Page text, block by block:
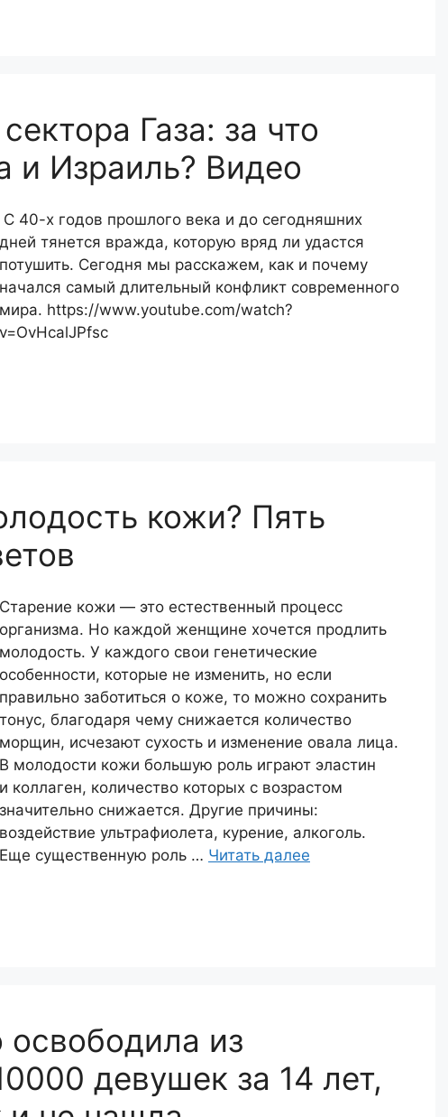
Газа: за что
и Израиль? Видео
С 40-х годов прошлого века и до сегодняшних
дней тянется вражда, которую вряд ли удастся
потушить. Сегодня мы расскажем, как и почему
начался самый длительный конфликт современного
мира. https://www.youtube.com/watch?
v=OvHcalJPfsc
кожи? Пять
Старение кожи — это естественный процесс
организма. Но каждой женщине хочется продлить
молодость. У каждого свои генетические
особенности, которые не изменить, но если
правильно заботиться о коже, то можно сохранить
тонус, благодаря чему снижается количество
морщин, исчезают сухость и изменение овала лица.
В молодости кожи большую роль играют эластин
и коллаген, количество которых с возрастом
значительно снижается. Другие причины:
воздействие ультрафиолета, курение, алкоголь.
Еще существенную роль … Читать далее
из
девушек за 14 лет,